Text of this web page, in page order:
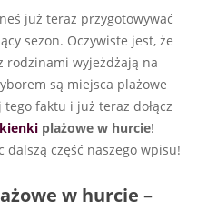
już teraz przygotowywać
sezon. Oczywiste jest, że
rodzinami wyjeżdżają na
są miejsca plażowe
faktu i już teraz dołącz
plażowe w hurcie!
dalszą część naszego wpisu!
w hurcie –